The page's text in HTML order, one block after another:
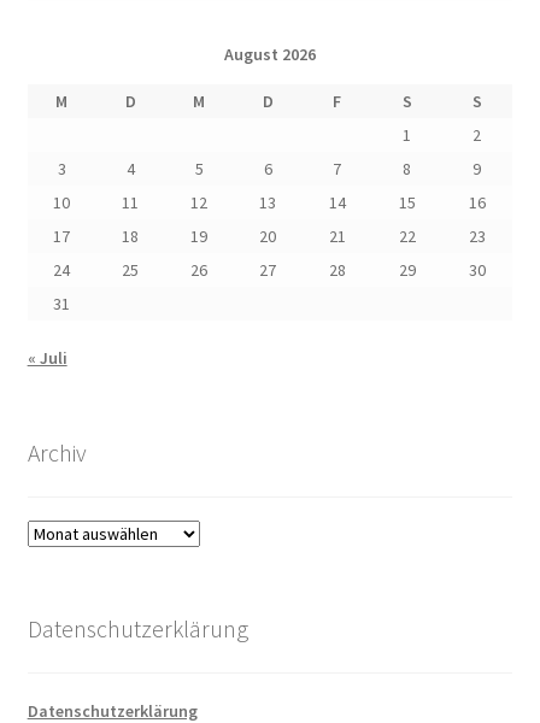
August 2026
M D M D F S
S
1
2
3
4 5 6 7 8
9
10
11 12 13 14 15
16
17
18 19 20 21 22
23
24
25 26 27 28 29
30
31
« Juli
Archiv
Archiv
Datenschutzerklärung
Datenschutzerklärung